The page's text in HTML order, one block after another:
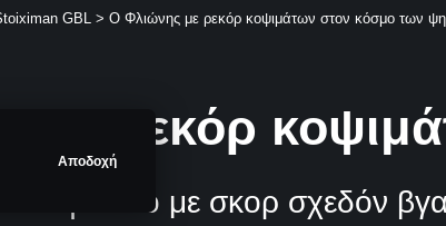
Αποδοχή
GBL > Ο Φλιώνης με ρεκόρ κοψιμάτων στον κόσμο των
με ρεκόρ
τη Ρόδο με σκορ σχεδόν